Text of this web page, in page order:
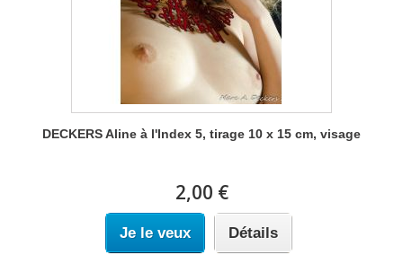
DECKERS Aline à l'Index 5, tirage 10 x 15 cm, visage
2,00 €
Je le veux Détails